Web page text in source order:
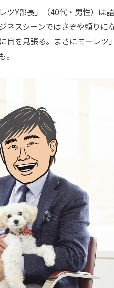
Y部長」（40代・男性）は
ネスシーンではさぞや頼りに
目を見張る。まさにモーレツ